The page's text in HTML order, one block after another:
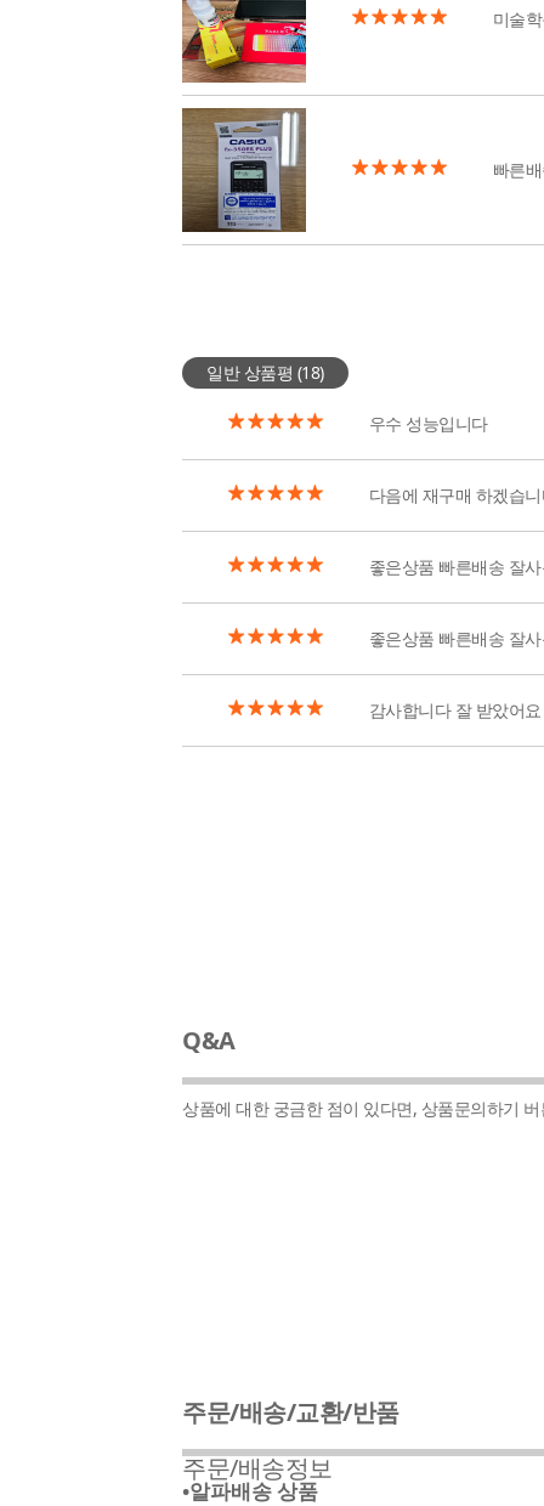
미술
빠른
일반 상품평 (18)
우수 성능입니다
다음에 재구매 하겠습
좋은상품 빠른배송 잘
좋은상품 빠른배송 잘
감사합니다 잘 받았어요
Q&A
상품에 대한 궁금한 점이 있다면, 상품문의하기
주문/배송/교환/반품
주문/배송정보
•알파배송 상품